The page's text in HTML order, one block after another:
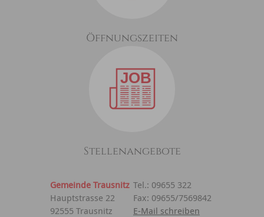
Öffnungszeiten
Stellenangebote
Gemeinde Trausnitz Tel.: 09655 322
Hauptstrasse 22
Fax: 09655/7569842
92555 Trausnitz
E-Mail schreiben